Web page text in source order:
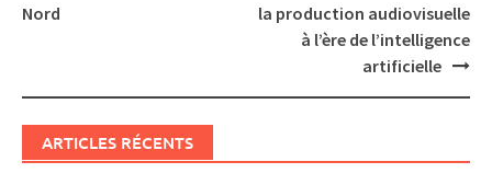
Nord
la production audiovisuelle
à l’ère de l’intelligence
artificielle
ARTICLES RÉCENTS